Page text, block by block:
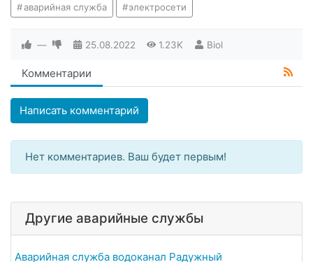
аварийная служба электросети
— 25.08.2022 1.23K Biol
Комментарии
Написать комментарий
Нет комментариев. Ваш будет первым!
Другие аварийные службы
Аварийная служба водоканал Радужный